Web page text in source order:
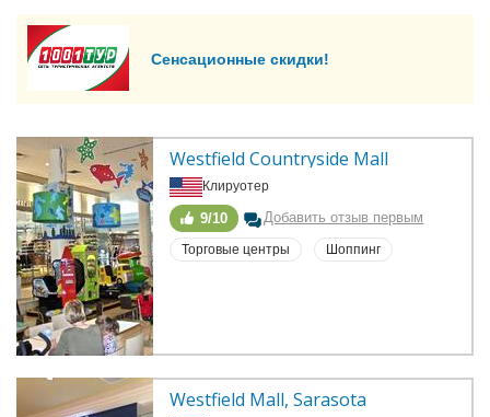
Сенсационные скидки!
Westfield Countryside Mall
Клируотер
9/10 Добавить отзыв первым
Торговые центры Шоппинг
Westfield Mall, Sarasota